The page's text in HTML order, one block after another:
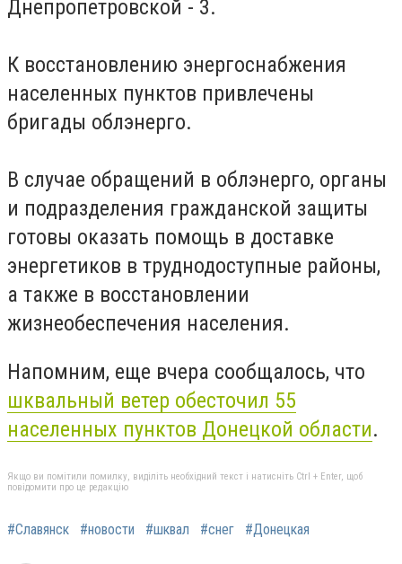
Днепропетровской - 3.
К восстановлению энергоснабжения
населенных пунктов привлечены
бригады облэнерго.
В случае обращений в облэнерго, органы
и подразделения гражданской защиты
готовы оказать помощь в доставке
энергетиков в труднодоступные районы,
а также в восстановлении
жизнеобеспечения населения.
Напомним, еще вчера сообщалось, что
шквальный ветер обесточил 55
населенных пунктов Донецкой области.
Якщо ви помітили помилку, виділіть необхідний текст і натисніть Ctrl + Enter, щоб
повідомити про це редакцію
#Славянск #новости #шквал #снег #Донецкая